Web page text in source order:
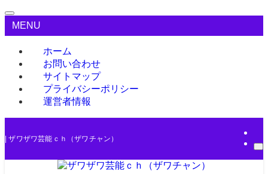
MENU
ホーム
お問い合わせ
サイトマップ
プライバシーポリシー
運営者情報
| ザワザワ芸能ｃｈ（ザワチャン）